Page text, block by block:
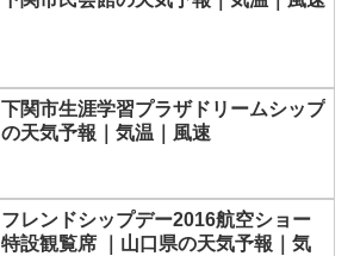
下関市生涯学習プラザドリームシップ
の天気予報｜気温｜風速
フレンドシップデー2016航空ショー
特設観覧席 ｜山口県の天気予報｜気